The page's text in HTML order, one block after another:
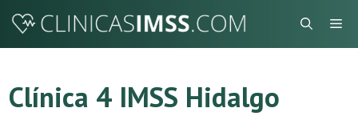
Saltar
Clínica 4 IMSS Hidalgo